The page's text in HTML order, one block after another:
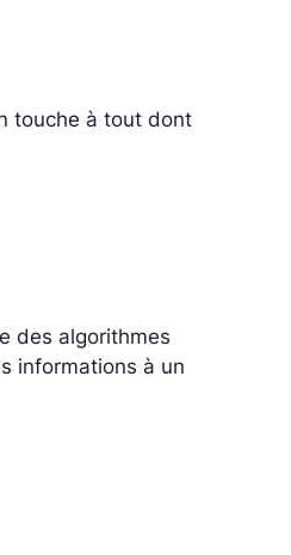
touche à tout dont
des algorithmes
informations à un